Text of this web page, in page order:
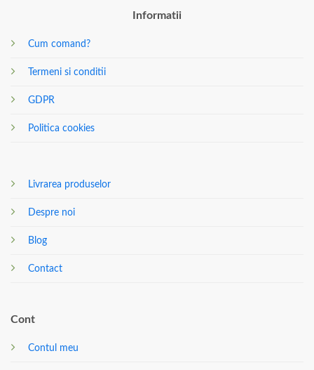
Informatii
Cum comand?
Termeni si conditii
GDPR
Politica cookies
Livrarea produselor
Despre noi
Blog
Contact
Cont
Contul meu